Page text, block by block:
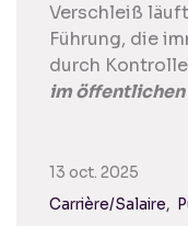
Verschleiß
Führung, die
durch
im
13 oct. 2025
Carrière/Salaire